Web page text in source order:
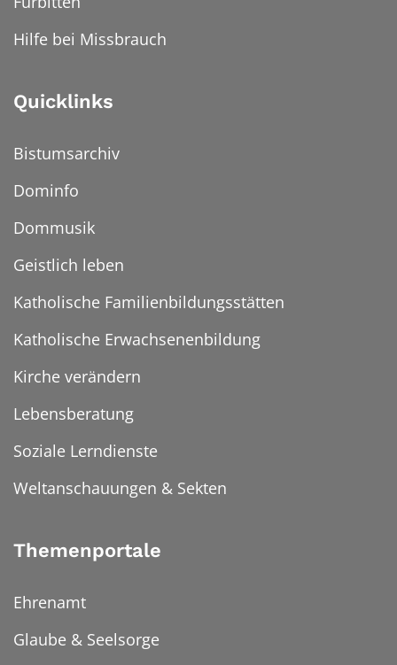
Hilfe bei Missbrauch
Quicklinks
Bistumsarchiv
Dominfo
Dommusik
Geistlich leben
Katholische Familienbildungsstätten
Katholische Erwachsenenbildung
Kirche verändern
Lebensberatung
Soziale Lerndienste
Weltanschauungen & Sekten
Themenportale
Ehrenamt
Glaube & Seelsorge